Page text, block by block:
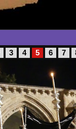
3 4 5 6 7